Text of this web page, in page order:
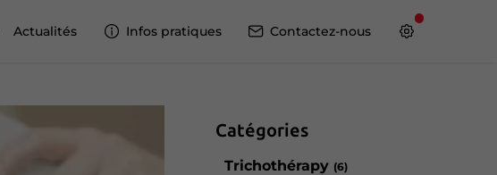
Actualités Infos pratiques Contactez-nous
Catégories
Trichothérapy (6)